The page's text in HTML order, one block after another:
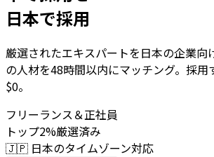
日本で採用
厳選されたエキスパートを日本の企業向
の人材を48時間以内にマッチング。採用
$0。
フリーランス＆正社員
トップ2%厳選済み
🇯🇵 日本のタイムゾーン対応